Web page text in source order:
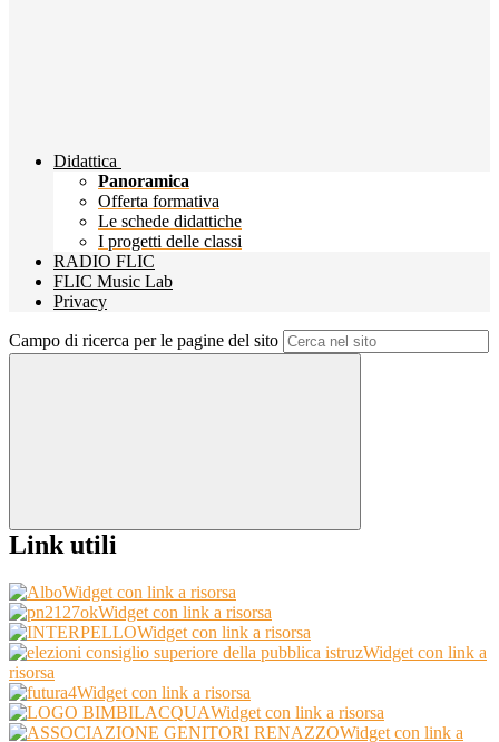
Didattica
Panoramica
Offerta formativa
Le schede didattiche
I progetti delle classi
RADIO FLIC
FLIC Music Lab
Privacy
Campo di ricerca per le pagine del sito
Link utili
Widget con link a risorsa
Widget con link a risorsa
Widget con link a risorsa
Widget con link a
risorsa
Widget con link a risorsa
Widget con link a risorsa
Widget con link a